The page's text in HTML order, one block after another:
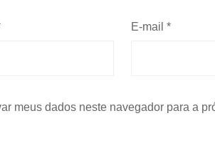
E-mail*
meus dados neste navegador para a